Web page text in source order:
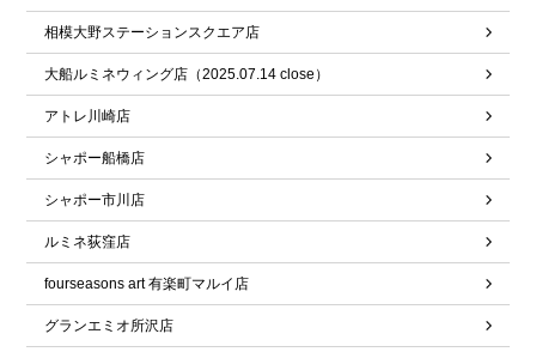
相模大野ステーションスクエア店
大船ルミネウィング店（2025.07.14 close）
アトレ川崎店
シャポー船橋店
シャポー市川店
ルミネ荻窪店
fourseasons art 有楽町マルイ店
グランエミオ所沢店